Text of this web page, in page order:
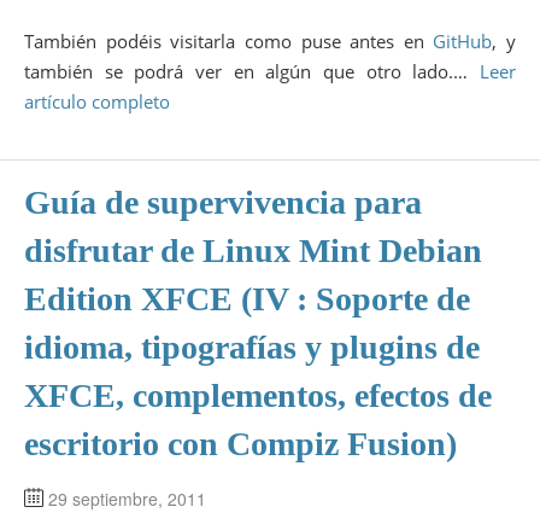
También podéis visitarla como puse antes en GitHub, y
también se podrá ver en algún que otro lado.… Leer
artículo completo
Guía de supervivencia para
disfrutar de Linux Mint Debian
Edition XFCE (IV : Soporte de
idioma, tipografías y plugins de
XFCE, complementos, efectos de
escritorio con Compiz Fusion)
29 septiembre, 2011